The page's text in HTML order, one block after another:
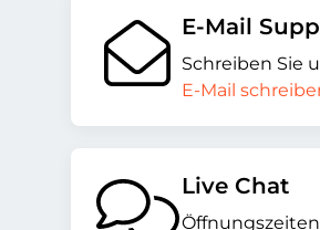
E-Mail
Schreiben Sie
E-Mail
Live Chat
Öffnungszeiten: